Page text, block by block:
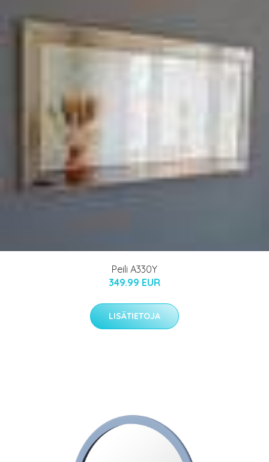
Peili A330Y
349.99 EUR
LISÄTIETOJA